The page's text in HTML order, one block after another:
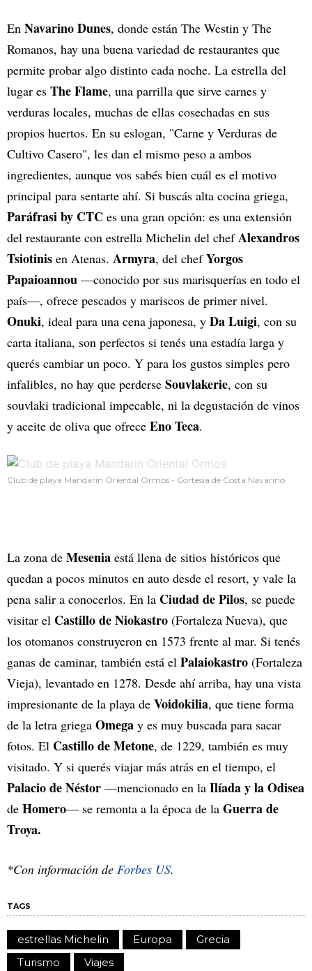
En Navarino Dunes, donde están The Westin y The
Romanos, hay una buena variedad de restaurantes que
permite probar algo distinto cada noche. La estrella del
lugar es The Flame, una parrilla que sirve carnes y
verduras locales, muchas de ellas cosechadas en sus
propios huertos. En su eslogan, "Carne y Verduras de
Cultivo Casero", les dan el mismo peso a ambos
ingredientes, aunque vos sabés bien cuál es el motivo
principal para sentarte ahí. Si buscás alta cocina griega,
Paráfrasi by CTC es una gran opción: es una extensión
del restaurante con estrella Michelin del chefAlexandros
Tsiotinis en Atenas. Armyra, del chefYorgos
Papaioannou —conocido por sus marisquerías en todo el
país—, ofrece pescados y mariscos de primer nivel.
Onuki, ideal para una cena japonesa, y Da Luigi, con su
carta italiana, son perfectos si tenés una estadía larga y
querés cambiar un poco. Y para los gustos simples pero
infalibles, no hay que perderse Souvlakerie, con su
souvlaki tradicional impecable, ni la degustación de vinos
y aceite de oliva que ofrece Eno Teca.
Club de playa Mandarin Oriental Ormos - Cortesía de Costa Navarino.
La zona de Mesenia está llena de sitios históricos que
quedan a pocos minutos en auto desde el resort, y vale la
pena salir a conocerlos. En la Ciudad de Pilos, se puede
visitar el Castillo deNiokastro (Fortaleza Nueva), que
los otomanos construyeron en 1573 frente al mar. Si tenés
ganas de caminar, también está el Palaiokastro (Fortaleza
Vieja), levantado en 1278. Desde ahí arriba, hay una vista
impresionante de la playa de Voidokilia, que tiene forma
de la letra griega Omega y es muy buscada para sacar
fotos. El Castillo deMetone, de 1229, también es muy
visitado. Y si querés viajar más atrás en el tiempo, el
Palacio de Néstor —mencionado en la Ilíada y la Odisea
de Homero— se remonta a la época de la Guerra de
Troya.
*Con información de Forbes US.
TAGS
estrellas Michelin Europa
Grecia
Turismo
Viajes